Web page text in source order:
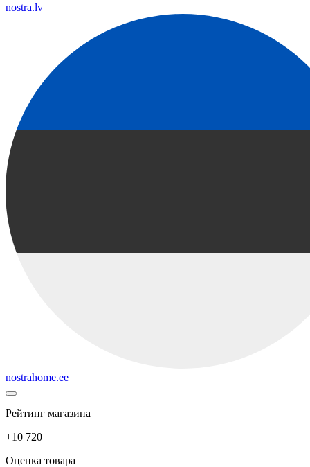
nostra.lv
nostrahome.ee
Рейтинг магазина
+10 720
Оценка товара